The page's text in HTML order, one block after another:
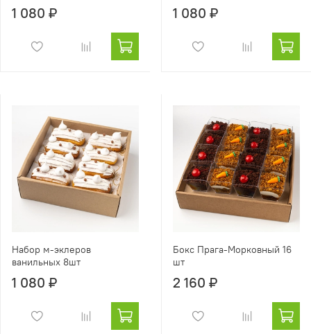
1 080 ₽ 1 080 ₽
Набор м-эклеров
ванильных 8шт
1 080 ₽
Бокс Прага-Морковный 16
шт
2 160 ₽